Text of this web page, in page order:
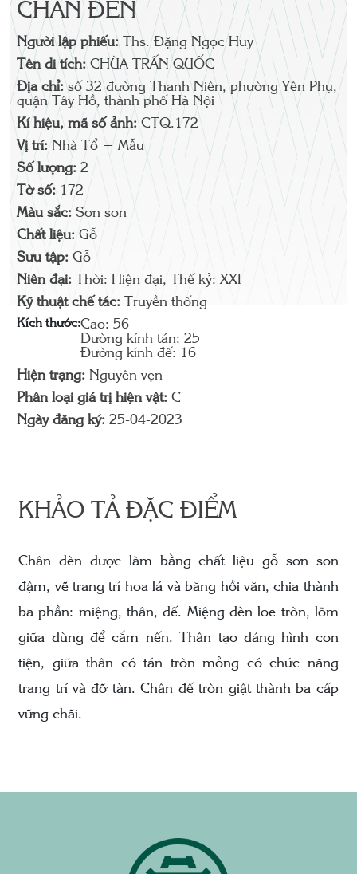
CHÂN ĐÈN
Người lập phiếu: Ths. Đặng Ngọc Huy
Tên di tích:CHÙA TRẤN QUỐC
Địa chỉ:số 32 đường Thanh Niên, phường Yên Phụ,
quận Tây Hồ, thành phố Hà Nội
Kí hiệu, mã số ảnh:CTQ.172
Vị trí:Nhà Tổ + Mẫu
Số lượng:2
Tờ số: 172
Màu sắc:Sơn son
Chất liệu:Gỗ
Sưu tập:Gỗ
Niên đại: Thời: Hiện đại, Thế kỷ: XXI
Kỹ thuật chế tác: Truyền thống
Kích thước:Cao: 56
Đường kính tán: 25
Đường kính đế: 16
Hiện trạng:Nguyên vẹn
Phân loại giá trị hiện vật:C
Ngày đăng ký:25-04-2023
KHẢO TẢ ĐẶC ĐIỂM
Chân đèn được làm bằng chất liệu gỗ sơn son
đậm, vẽ trang trí hoa lá và băng hồi văn, chia thành
ba phần: miệng, thân, đế. Miệng đèn loe tròn, lõm
giữa dùng để cắm nến. Thân tạo dáng hình con
tiện, giữa thân có tán tròn mỏng có chức năng
trang trí và đỡ tàn. Chân đế tròn giật thành ba cấp
vững chãi.